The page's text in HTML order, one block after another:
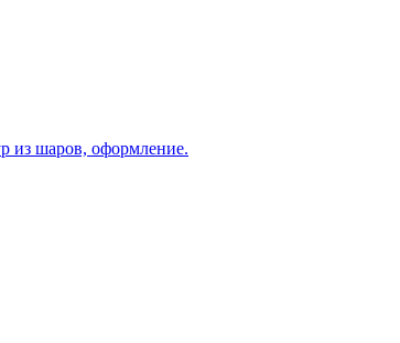
из шаров, оформление.